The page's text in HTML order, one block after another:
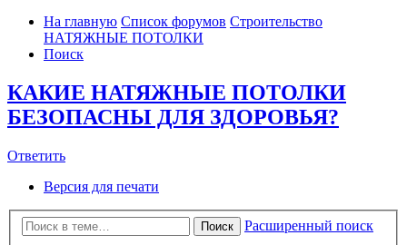
На главную Список форумов Строительство
НАТЯЖНЫЕ ПОТОЛКИ
Поиск
КАКИЕ НАТЯЖНЫЕ ПОТОЛКИ
БЕЗОПАСНЫ ДЛЯ ЗДОРОВЬЯ?
Ответить
Ответить
Версия для печати
Поиск
Расширенный поиск